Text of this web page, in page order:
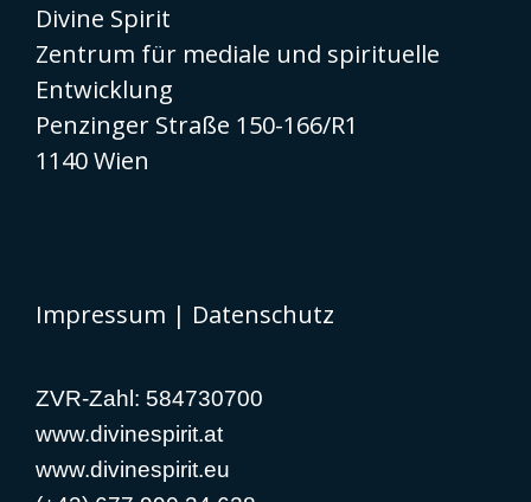
Divine Spirit
Zentrum für mediale und spirituelle
Entwicklung
Penzinger Straße 150-166/R1
1140 Wien
Impressum | Datenschutz
ZVR-Zahl: 584730700
www.divinespirit.at
www.divinespirit.eu